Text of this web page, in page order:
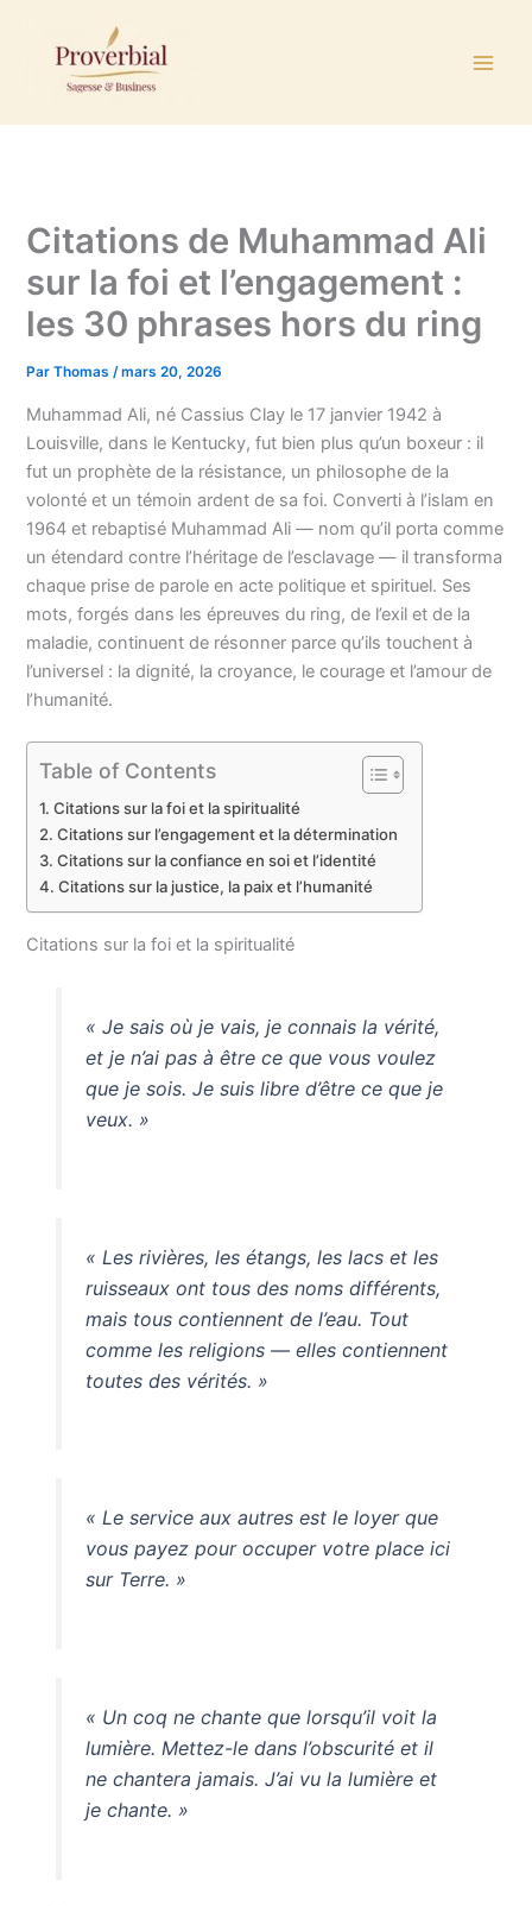
contenu
Citations de Muhammad Ali
sur la foi et l’engagement :
les 30 phrases hors du ring
ParThomas/mars 20, 2026
Muhammad Ali, né Cassius Clay le 17 janvier 1942 à
Louisville, dans le Kentucky, fut bien plus qu’un boxeur : il
fut un prophète de la résistance, un philosophe de la
volonté et un témoin ardent de sa foi. Converti à l’islam en
1964 et rebaptisé Muhammad Ali — nom qu’il porta comme
un étendard contre l’héritage de l’esclavage — il transforma
chaque prise de parole en acte politique et spirituel. Ses
mots, forgés dans les épreuves du ring, de l’exil et de la
maladie, continuent de résonner parce qu’ils touchent à
l’universel : la dignité, la croyance, le courage et l’amour de
l’humanité.
Table of Contents
Citations sur la foi et la spiritualité
Citations sur l’engagement et la détermination
Citations sur la confiance en soi et l’identité
Citations sur la justice, la paix et l’humanité
Citations sur la foi et la spiritualité
« Je sais où je vais, je connais la vérité,
et je n’ai pas à être ce que vous voulez
que je sois. Je suis libre d’être ce que je
veux. »
« Les rivières, les étangs, les lacs et les
ruisseaux ont tous des noms différents,
mais tous contiennent de l’eau. Tout
comme les religions — elles contiennent
toutes des vérités. »
« Le service aux autres est le loyer que
vous payez pour occuper votre place ici
sur Terre. »
« Un coq ne chante que lorsqu’il voit la
lumière. Mettez-le dans l’obscurité et il
ne chantera jamais. J’ai vu la lumière et
je chante. »